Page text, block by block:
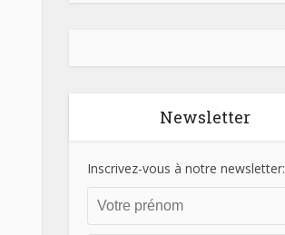
Newsletter
Inscrivez-vous à notre newsletter: